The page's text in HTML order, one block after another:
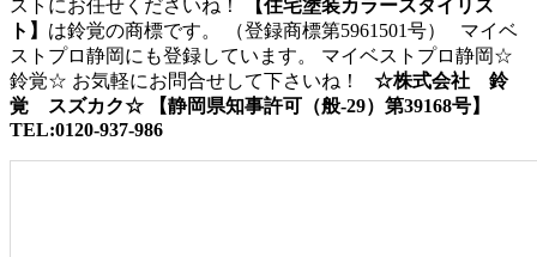
ストにお任せくださいね！
【住宅塗装カラースタイリス
ト】 は鈴覚の商標です。 （登録商標第5961501号） マイベ
ストプロ静岡にも登録しています。 マイベストプロ静岡☆
鈴覚☆ お気軽にお問合せして下さいね！ ☆株式会社 鈴
覚 スズカク☆
【静岡県知事許可（般-29）第39168号】
TEL:0120-937-986